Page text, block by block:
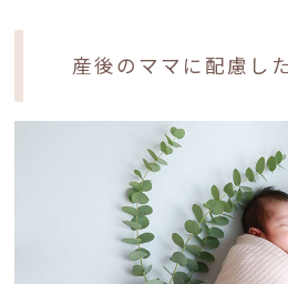
産後のママに配慮し